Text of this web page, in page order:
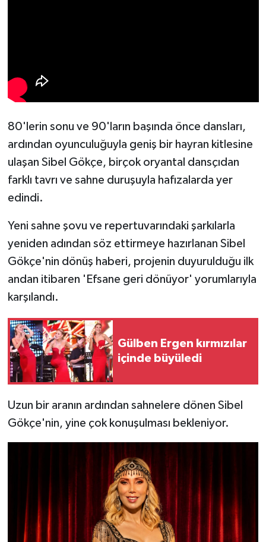
80'lerin sonu ve 90'ların başında önce dansları,
ardından oyunculuğuyla geniş bir hayran kitlesine
ulaşan Sibel Gökçe, birçok oryantal dansçıdan
farklı tavrı ve sahne duruşuyla hafızalarda yer
edindi.
Yeni sahne şovu ve repertuvarındaki şarkılarla
yeniden adından söz ettirmeye hazırlanan Sibel
Gökçe'nin dönüş haberi, projenin duyurulduğu ilk
andan itibaren 'Efsane geri dönüyor' yorumlarıyla
karşılandı.
Gülben Ergen kırmızılar
içinde büyüledi
Uzun bir aranın ardından sahnelere dönen Sibel
Gökçe'nin, yine çok konuşulması bekleniyor.